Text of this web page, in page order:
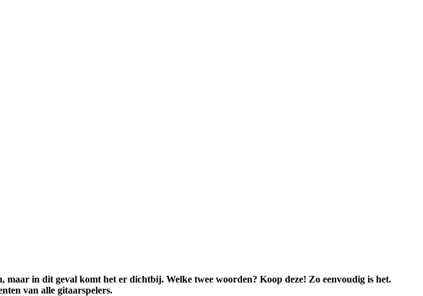
in dit geval komt het er dichtbij. Welke twee woorden? Koop deze! Zo eenvoudig is het.
van alle gitaarspelers.